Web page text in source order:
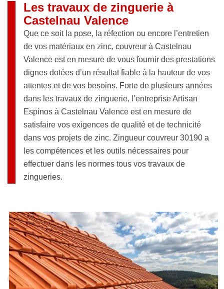
Les travaux de zinguerie à
Castelnau Valence
Que ce soit la pose, la réfection ou encore l’entretien
de vos matériaux en zinc, couvreur à Castelnau
Valence est en mesure de vous fournir des prestations
dignes dotées d’un résultat fiable à la hauteur de vos
attentes et de vos besoins. Forte de plusieurs années
dans les travaux de zinguerie, l’entreprise Artisan
Espinos à Castelnau Valence est en mesure de
satisfaire vos exigences de qualité et de technicité
dans vos projets de zinc. Zingueur couvreur 30190 a
les compétences et les outils nécessaires pour
effectuer dans les normes tous vos travaux de
zingueries.